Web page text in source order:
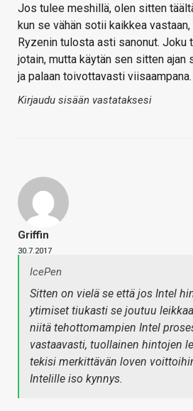
Jos tulee meshillä, olen sitten
kun se vähän sotii kaikkea
Ryzenin tulosta asti sanonut.
jotain, mutta käytän sen sitten
ja palaan toivottavasti viisaampana.
Kirjaudu sisään vastataksesi
Griffin
30.7.2017
IcePen
Sitten on vielä se että jos Intel
ytimiset tiukasti se joutuu
niitä tehottomampien Intel
vastaavasti, tuollainen hintojen
tekisi merkittävän loven
Intelille iso kynnys.